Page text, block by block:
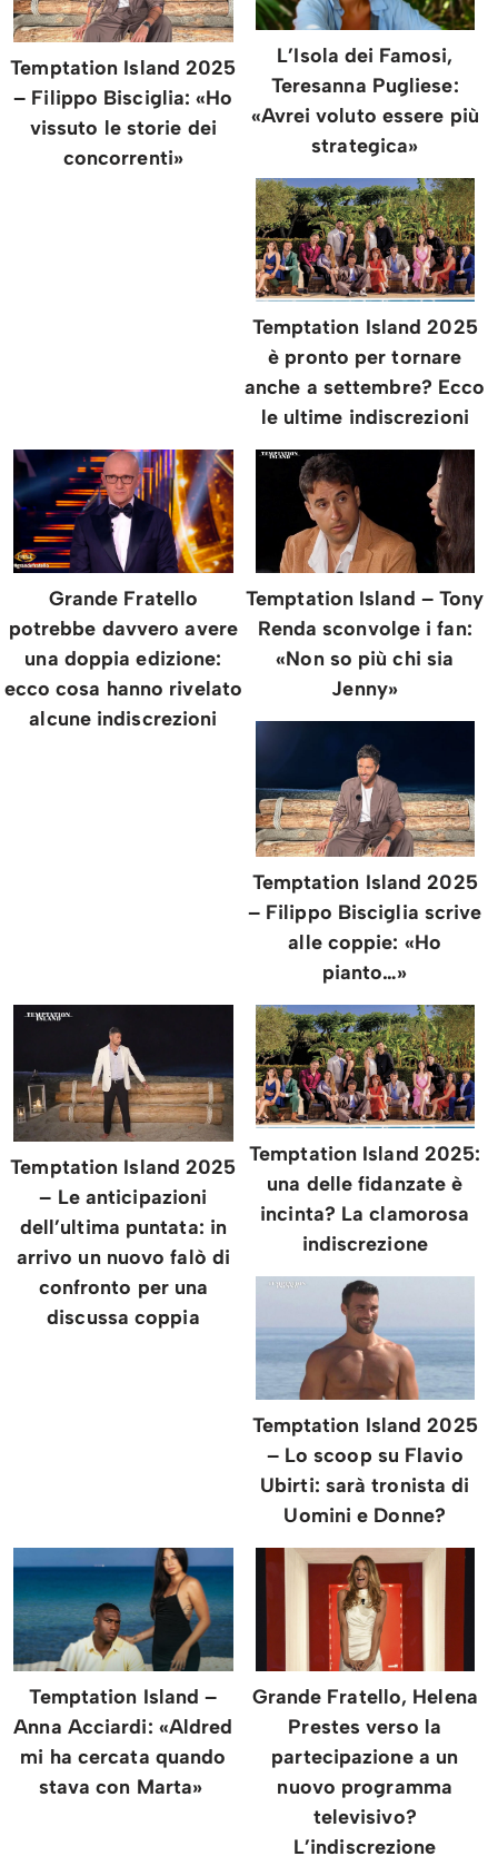
Temptation Island 2025
– Filippo Bisciglia: «Ho
vissuto le storie dei
concorrenti»
L’Isola dei Famosi,
Teresanna Pugliese:
«Avrei voluto essere più
strategica»
Temptation Island 2025
è pronto per tornare
anche a settembre? Ecco
le ultime indiscrezioni
Grande Fratello
potrebbe davvero avere
una doppia edizione:
ecco cosa hanno rivelato
alcune indiscrezioni
Temptation Island – Tony
Renda sconvolge i fan:
«Non so più chi sia
Jenny»
Temptation Island 2025
– Filippo Bisciglia scrive
alle coppie: «Ho
pianto…»
Temptation Island 2025
– Le anticipazioni
dell’ultima puntata: in
arrivo un nuovo falò di
confronto per una
discussa coppia
Temptation Island 2025:
una delle fidanzate è
incinta? La clamorosa
indiscrezione
Temptation Island 2025
– Lo scoop su Flavio
Ubirti: sarà tronista di
Uomini e Donne?
Temptation Island –
Anna Acciardi: «Aldred
mi ha cercata quando
stava con Marta»
Grande Fratello, Helena
Prestes verso la
partecipazione a un
nuovo programma
televisivo?
L’indiscrezione